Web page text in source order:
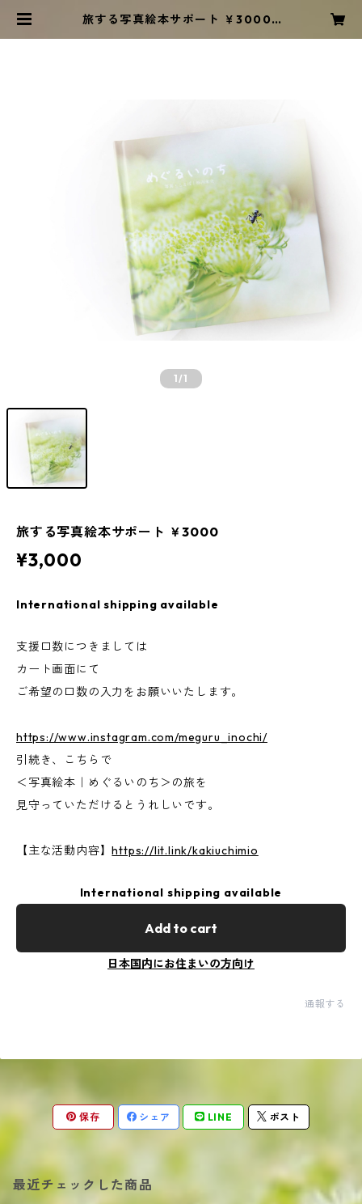
旅する写真絵本サポート ￥3000 |
1/1
旅する写真絵本サポート ￥3000
¥3,000
International shipping available
支援口数につきましては
カート画面にて
ご希望の口数の入力をお願いいたします。
https://www.instagram.com/meguru_inochi/
引続き、こちらで
＜写真絵本｜めぐるいのち＞の旅を
見守っていただけるとうれしいです。
【主な活動内容】https://lit.link/kakiuchimio
International shipping available
Add to cart
日本国内にお住まいの方向け
通報する
保存 シェア LINE ポスト
最近チェックした商品